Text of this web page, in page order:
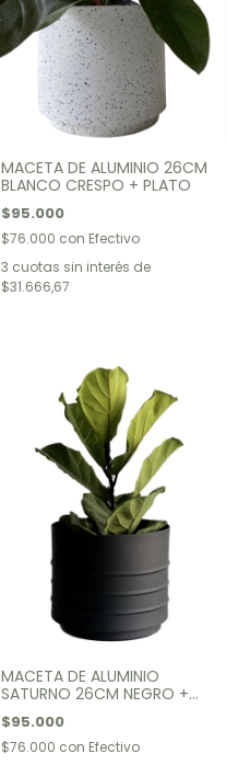
MACETA DE ALUMINIO 26CM
BLANCO CRESPO + PLATO
$95.000
$76.000 con Efectivo
3 cuotas sin interés de
$31.666,67
MACETA DE ALUMINIO
SATURNO 26CM NEGRO +
PLATO
$95.000
$76.000 con Efectivo